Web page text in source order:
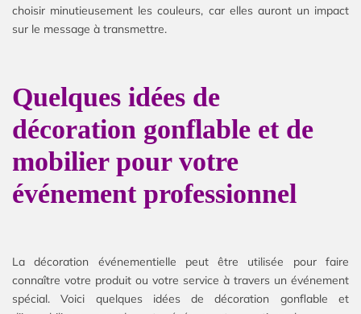
choisir minutieusement les couleurs, car elles auront un impact
sur le message à transmettre.
Quelques idées de
décoration gonflable et de
mobilier pour votre
événement professionnel
La décoration événementielle peut être utilisée pour faire
connaître votre produit ou votre service à travers un événement
spécial. Voici quelques idées de décoration gonflable et